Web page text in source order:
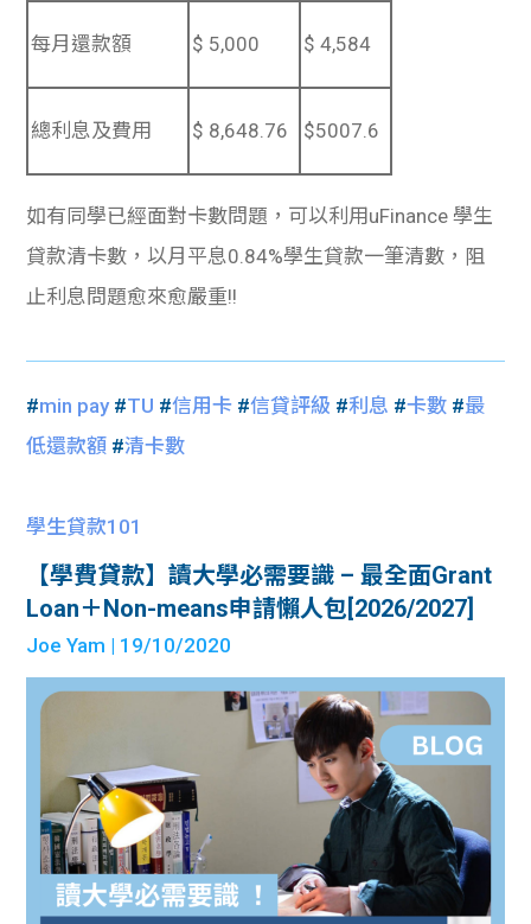
每月還款額 $ 5,000 $ 4,584
總利息及費用 $ 8,648.76 $5007.6
如有同學已經面對卡數問題，可以利用uFinance 學生
貸款清卡數，以月平息0.84%學生貸款一筆清數，阻
止利息問題愈來愈嚴重!!
#min pay#TU #信用卡 #信貸評級 #利息 #卡數 #最
低還款額 #清卡數
學生貸款101
【學費貸款】讀大學必需要識 – 最全面Grant
Loan＋Non-means申請懶人包[2026/2027]
Joe Yam | 19/10/2020